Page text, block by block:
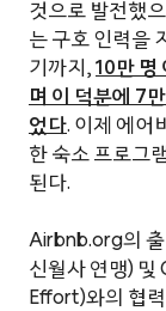
것으로 발전했
는 구호 인력을
기까지,10만 명
며 이 덕분에 7
었다. 이제 에어
한 숙소 프로그
된다.
Airbnb.org의 출
신월사 연맹)
Effort)와의 협